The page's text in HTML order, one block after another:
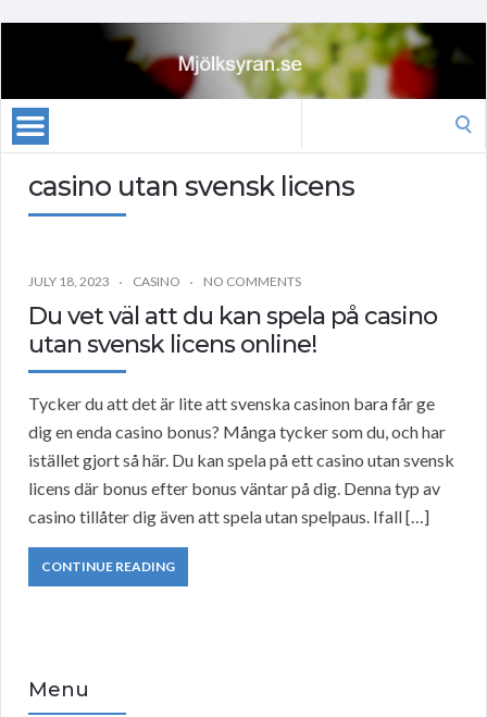
casino utan svensk licens
JULY 18, 2023 CASINO NO COMMENTS
Du vet väl att du kan spela på casino
utan svensk licens online!
Tycker du att det är lite att svenska casinon bara får ge
dig en enda casino bonus? Många tycker som du, och har
istället gjort så här. Du kan spela på ett casino utan svensk
licens där bonus efter bonus väntar på dig. Denna typ av
casino tillåter dig även att spela utan spelpaus. Ifall […]
CONTINUE READING
Menu